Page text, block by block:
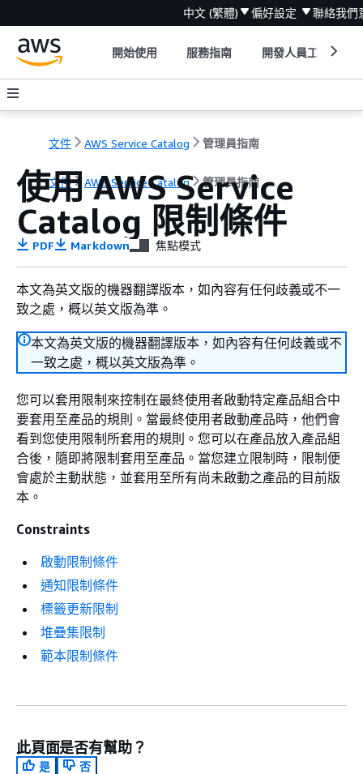
中文 (繁體) 偏好設定 聯絡我們
開始使用 服務指南 開發人員工具
文件 AWS Service Catalog 管理員指南
文件 AWS Service Catalog 管理員指南
使用 AWS Service
Catalog 限制條件
PDF Markdown 焦點模式
本文為英文版的機器翻譯版本，如內容有任何歧義或不一
致之處，概以英文版為準。
本文為英文版的機器翻譯版本，如內容有任何歧義或不
一致之處，概以英文版為準。
您可以套用限制來控制在最終使用者啟動特定產品組合中
要套用至產品的規則。當最終使用者啟動產品時，他們會
看到您使用限制所套用的規則。您可以在產品放入產品組
合後，隨即將限制套用至產品。當您建立限制時，限制便
會處於主動狀態，並套用至所有尚未啟動之產品的目前版
本。
Constraints
啟動限制條件
通知限制條件
標籤更新限制
堆疊集限制
範本限制條件
此頁面是否有幫助？
是
否